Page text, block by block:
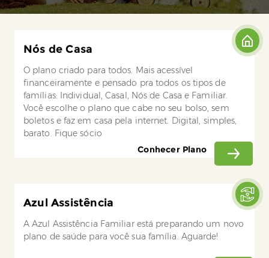
Nós de Casa
O plano criado para todos. Mais acessível
financeiramente e pensado pra todos os tipos de
famílias: Individual, Casal, Nós de Casa e Familiar.
Você escolhe o plano que cabe no seu bolso, sem
boletos e faz em casa pela internet. Digital, simples,
barato. Fique sócio
Conhecer Plano
Azul Assistência
A Azul Assistência Familiar está preparando um novo
plano de saúde para você sua família. Aguarde!